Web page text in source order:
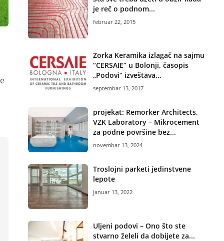
je reč o podnom...
februar 22, 2015
Zorka Keramika izlagač na sajmu
“CERSAIE” u Bolonji, časopis
„Podovi“ izveštava...
septembar 13, 2017
projekat: Remorker Architects,
VZK Laboratory – Mikrocement
za podne površine bez...
novembar 13, 2024
Troslojni parketi jedinstvene
lepote
januar 13, 2022
Uljeni podovi – Ono što ste
stvarno želeli da dobijete za...